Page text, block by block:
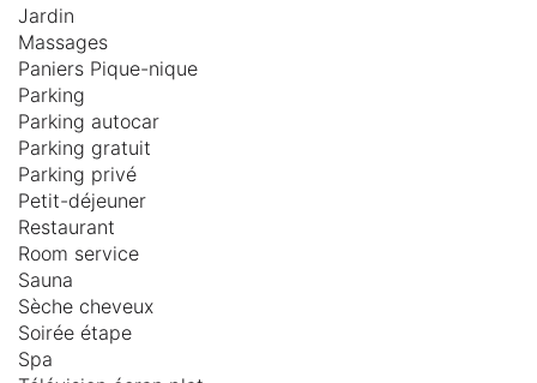
Jardin
Massages
Paniers Pique-nique
Parking
Parking autocar
Parking gratuit
Parking privé
Petit-déjeuner
Restaurant
Room service
Sauna
Sèche cheveux
Soirée étape
Spa